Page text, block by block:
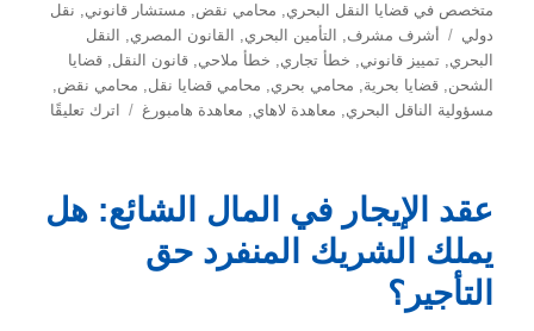
متخصص في قضايا النقل البحري, محامي نقض, مستشار قانوني, نقل
دولي
الوسوم
أشرف مشرف, التأمين البحري, القانون المصري,
النقل
البحري,تمييز قانوني, خطأ تجاري, خطأ ملاحي,قانون النقل,قضايا
الشحن,قضايا بحرية, محامي بحري, محامي قضايا نقل, محامي نقض,
مسؤولية الناقل البحري, معاهدة لاهاي, معاهدة هامبورغ اترك تعليقًا
عقد الإيجار في المال الشائع: هل
يملك الشريك المنفرد حق
التأجير؟